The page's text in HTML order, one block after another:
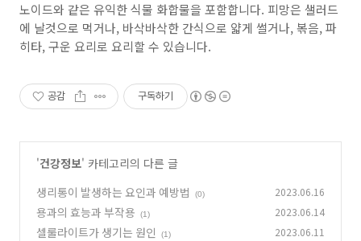
노이드와 같은 유익한 식물 화합물을 포함합니다. 피망은 샐러드
에 날것으로 먹거나, 바삭바삭한 간식으로 얇게 썰거나, 볶음, 파
히타, 구운 요리로 요리할 수 있습니다.
공감 구독하기
'건강정보' 카테고리의 다른 글
생리통이 발생하는 요인과 예방법
(0) 2023.06.16
용과의 효능과 부작용 (1) 2023.06.14
셀룰라이트가 생기는 원인 (1) 2023.06.11